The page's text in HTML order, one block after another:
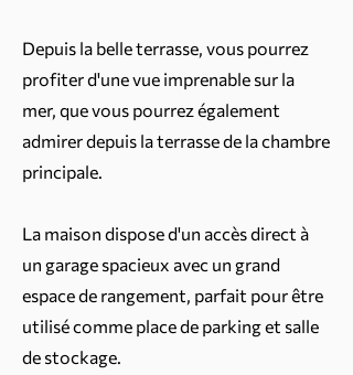
Depuis la belle terrasse, vous pourrez
profiter d'une vue imprenable sur la
mer, que vous pourrez également
admirer depuis la terrasse de la chambre
principale.
La maison dispose d'un accès direct à
un garage spacieux avec un grand
espace de rangement, parfait pour être
utilisé comme place de parking et salle
de stockage.